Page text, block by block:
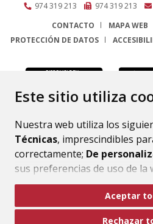
Este sitio utiliza
Nuestra web utiliza los
Técnicas, imprescindibles
correctamente; De
sus preferencias de uso de la
mejorar el funcionamiento de
Si acepta pulsando el botón
Aceptar
Rechazar
974 319 213
974 319 213
CONTACTO
MAPA WEB
PROTECCIÓN DE DATOS